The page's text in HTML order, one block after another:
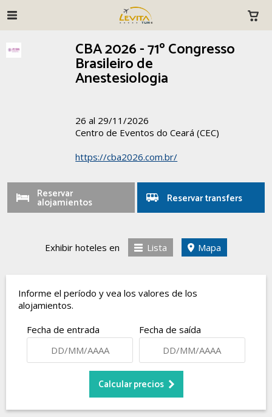
CBA 2026 - 71º Congresso
Brasileiro de
Anestesiologia
26 al 29/11/2026
Centro de Eventos do Ceará (CEC)
https://cba2026.com.br/
Reservar
alojamientos Reservar transfers
Informe el período y vea los valores de los
alojamientos.
Fecha de entrada
Fecha de saída
Exhibir hoteles en Lista Mapa